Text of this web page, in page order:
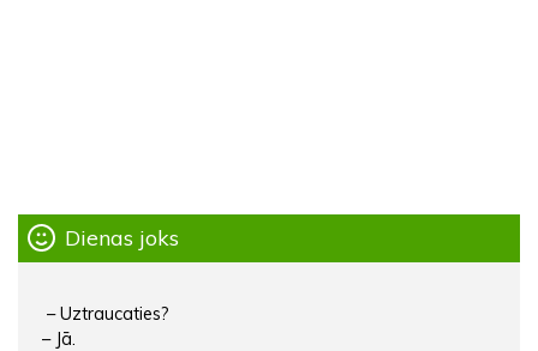
Dienas joks
– Uztraucaties?
– Jā.